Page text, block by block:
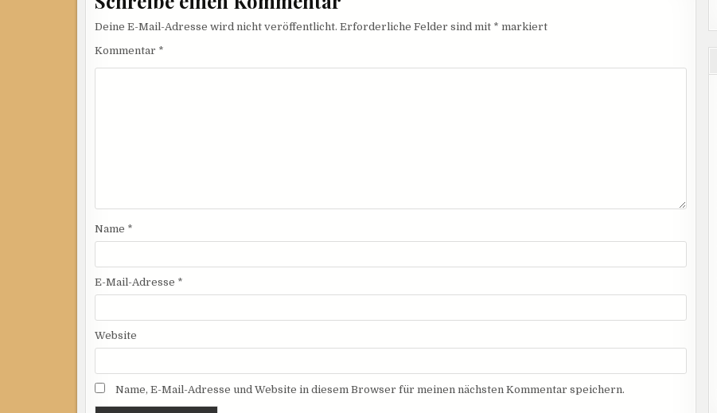
Deine E-Mail-Adresse wird nicht veröffentlicht. Erforderliche Felder sind mit * markiert
Kommentar *
Name *
E-Mail-Adresse *
Website
Name, E-Mail-Adresse und Website in diesem Browser für meinen nächsten Kommentar speichern.